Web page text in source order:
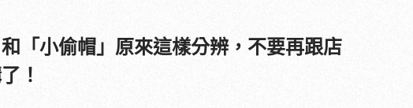
和「小偷帽」原來這樣分辨，不要再跟店
！